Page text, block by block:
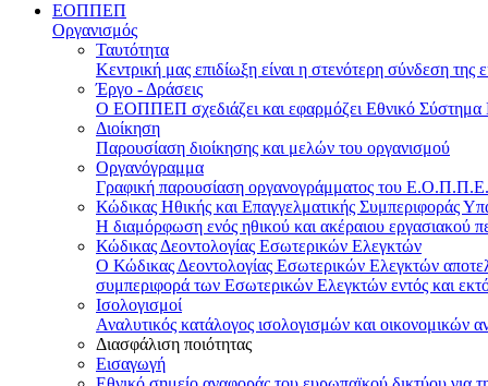
ΕΟΠΠΕΠ
Οργανισμός
Ταυτότητα
Κεντρική μας επιδίωξη είναι η στενότερη σύνδεση της
Έργο - Δράσεις
Ο ΕΟΠΠΕΠ σχεδιάζει και εφαρμόζει Eθνικό Σύστημα
Διοίκηση
Παρουσίαση διοίκησης και μελών του οργανισμού
Οργανόγραμμα
Γραφική παρουσίαση οργανογράμματος του
Κώδικας Ηθικής και Επαγγελματικής Συμπεριφοράς
Η διαμόρφωση ενός ηθικού και ακέραιου εργασιακού
Κώδικας Δεοντολογίας Εσωτερικών Ελεγκτών
Ο Κώδικας Δεοντολογίας Εσωτερικών Ελεγκτών
συμπεριφορά των Εσωτερικών Ελεγκτών εντός και
Ισολογισμοί
Αναλυτικός κατάλογος ισολογισμών και οικονομικών
Διασφάλιση ποιότητας
Εισαγωγή